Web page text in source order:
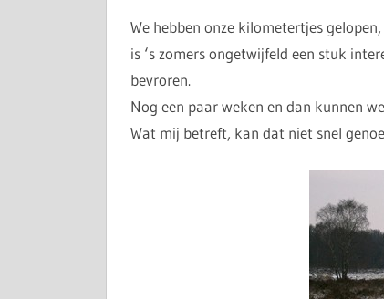
We hebben onze kilometertjes
is ‘s zomers ongetwijfeld een stuk
bevroren.
Nog een paar weken en dan kunnen
Wat mij betreft, kan dat niet snel